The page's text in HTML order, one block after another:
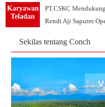
Karyawan
Teladan
Rendi Aji Saputro
Listrik Tim 1 -Tim
Tim Mekanik-Tim
Sekilas tentang Conch